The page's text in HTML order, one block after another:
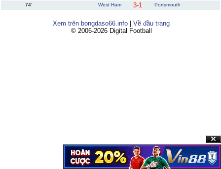
74'
West Ham 3-1 Portsmouth
Xem trên bongdaso66.info
Về đầu trang
© 2006-2026 Digital Football